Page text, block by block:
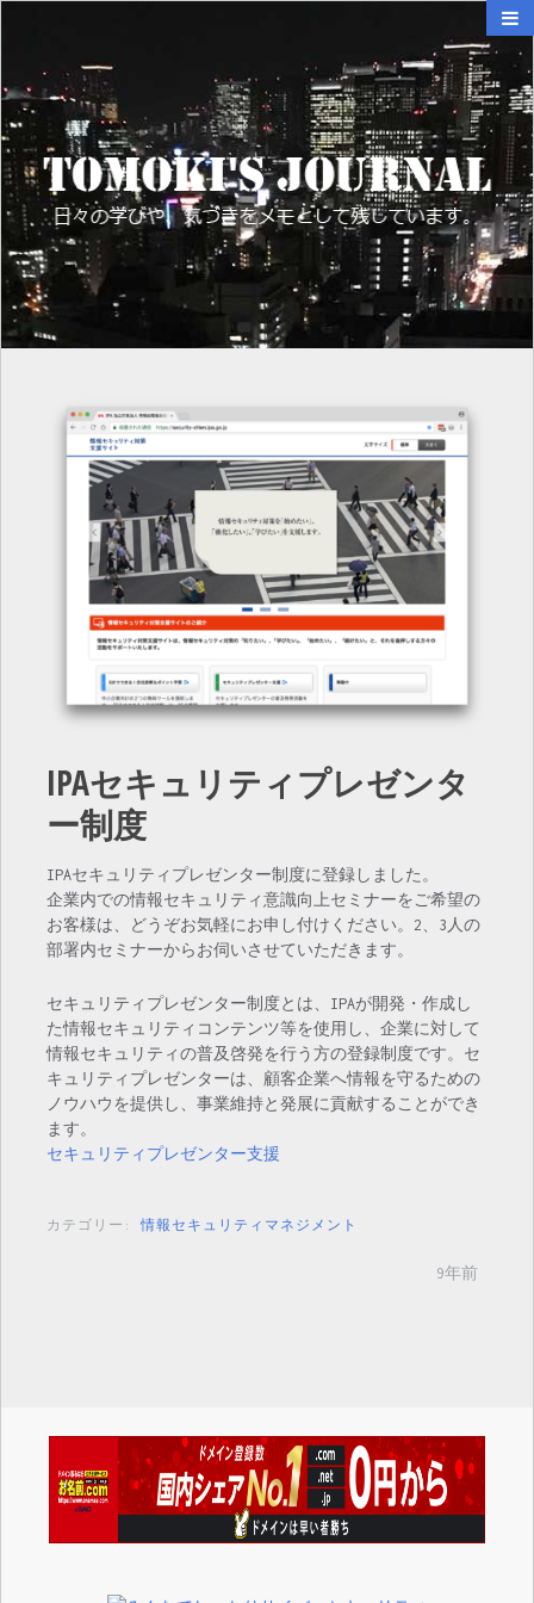
TOMOKI'S JOURNAL
日々の学びや、気づきをメモとして残して
います。
IPAセキュリティプレゼンタ
ー制度
IPAセキュリティプレゼンター制度に登録しました。
企業内での情報セキュリティ意識向上セミナーをご希望の
お客様は、どうぞお気軽にお申し付けください。2、3人の
部署内セミナーからお伺いさせていただきます。
セキュリティプレゼンター制度とは、IPAが開発・作成し
た情報セキュリティコンテンツ等を使用し、企業に対して
情報セキュリティの普及啓発を行う方の登録制度です。セ
キュリティプレゼンターは、顧客企業へ情報を守るための
ノウハウを提供し、事業維持と発展に貢献することができ
ます。
セキュリティプレゼンター支援
カテゴリー:情報セキュリティマネジメント
9年前